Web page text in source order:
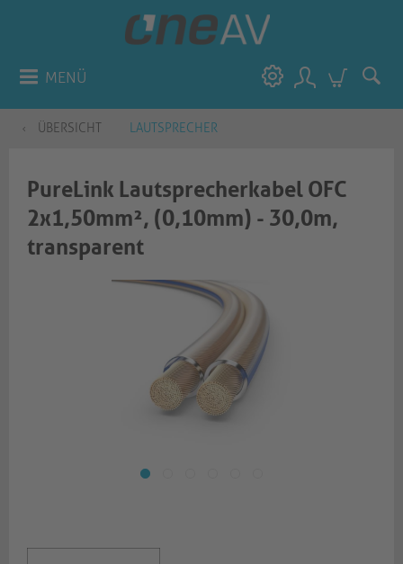
MENÜ
ÜBERSICHT LAUTSPRECHER
PureLink Lautsprecherkabel OFC
2x1,50mm², (0,10mm) - 30,0m,
transparent